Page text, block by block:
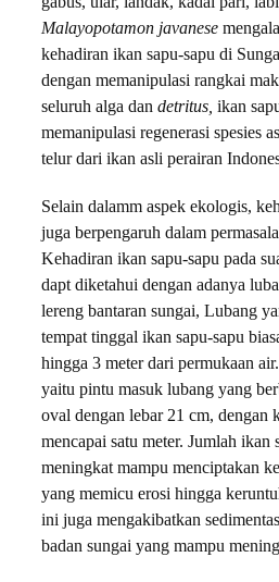
Malayopotamon javanese
kehadiran ikan sapu-sapu di
dengan memanipulasi rangkai
seluruh alga dan detritus, ikan
memanipulasi regenerasi spesies
telur dari ikan asli perairan
Selain dalamm aspek ekologis,
juga berpengaruh dalam
Kehadiran ikan sapu-sapu pada
dapt diketahui dengan adanya
lereng bantaran sungai, Lubang
tempat tinggal ikan sapu-sapu
hingga 3 meter dari permukaan
yaitu pintu masuk lubang yang
oval dengan lebar 21 cm, dengan
mencapai satu meter. Jumlah ikan
meningkat mampu menciptakan
yang memicu erosi hingga
ini juga mengakibatkan
badan sungai yang mampu